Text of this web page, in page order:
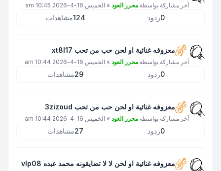
آخر مشاركة بواسطة محرر العود » الخميس 16-4-2026 10:45 am
0ردود 124مشاهدات
معزوفه غنائية او لحن حب من تحب xt8l17
آخر مشاركة بواسطة محرر العود » الخميس 16-4-2026 10:44 am
0ردود 29مشاهدات
معزوفه غنائية او لحن حب من تحب 3zizoud
آخر مشاركة بواسطة محرر العود » الخميس 16-4-2026 10:44 am
0ردود 27مشاهدات
معزوفه غنائية او لحن لا لا تضايقونه محمد عبده vlp08